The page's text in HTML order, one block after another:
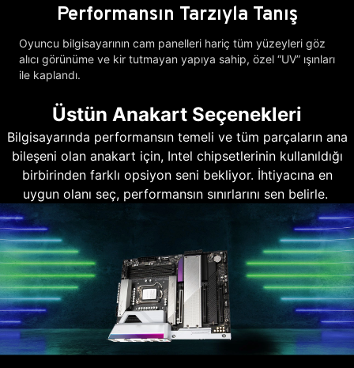
Performansın Tarzıyla Tanış
Oyuncu bilgisayarının cam panelleri hariç tüm yüzeyleri göz
alıcı görünüme ve kir tutmayan yapıya sahip, özel “UV” ışınları
ile kaplandı.
Üstün Anakart Seçenekleri
Bilgisayarında performansın temeli ve tüm parçaların ana
bileşeni olan anakart için, Intel chipsetlerinin kullanıldığı
birbirinden farklı opsiyon seni bekliyor. İhtiyacına en
uygun olanı seç, performansın sınırlarını sen belirle.